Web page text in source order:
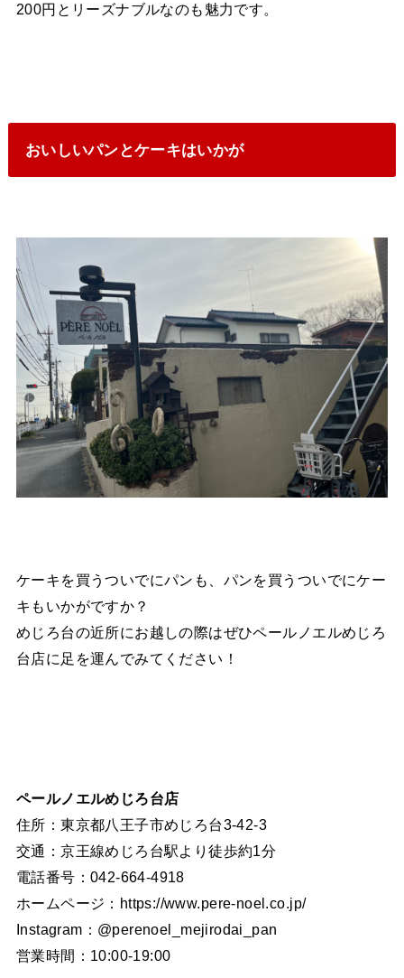
200円とリーズナブルなのも魅力です。
おいしいパンとケーキはいかが
ケーキを買うついでにパンも、パンを買うついでにケー
キもいかがですか？
めじろ台の近所にお越しの際はぜひペールノエルめじろ
台店に足を運んでみてください！
ペールノエルめじろ台店
住所：東京都八王子市めじろ台3-42-3
交通：京王線めじろ台駅より徒歩約1分
電話番号：042-664-4918
ホームページ：https://www.pere-noel.co.jp/
Instagram：@perenoel_mejirodai_pan
営業時間：10:00-19:00